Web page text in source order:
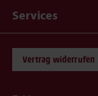
Services
Vertrag widerrufen